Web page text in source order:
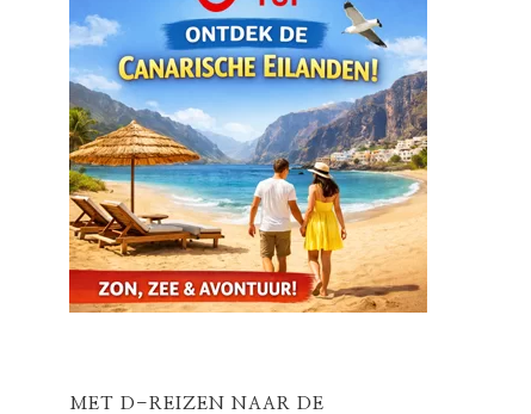
MET D-REIZEN NAAR DE